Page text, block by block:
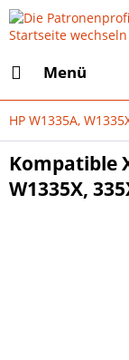
Menü
HP W1335A,
Kompatible
W1335X,